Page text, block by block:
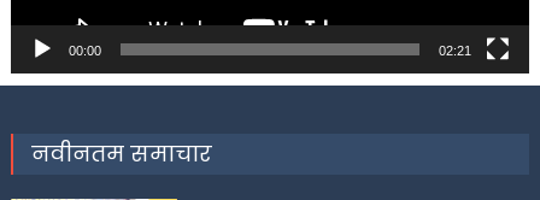
00:00 02:21
नवीनतम समाचार